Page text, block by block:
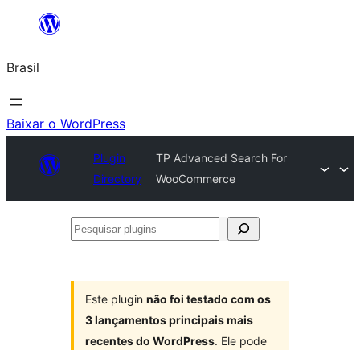
o
conteúdo
Brasil
Baixar o WordPress
Plugin
Directory
TP Advanced Search For
WooCommerce
Pesquisar
Este plugin não foi testado com os
3 lançamentos principais mais
recentes do WordPress. Ele pode